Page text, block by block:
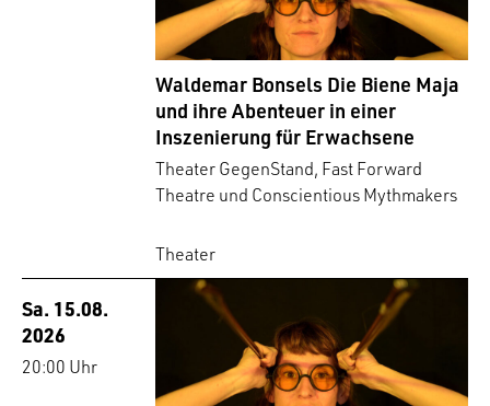
Waldemar Bonsels Die Biene Maja
und ihre Abenteuer in einer
Inszenierung für Erwachsene
Theater GegenStand, Fast Forward
Theatre und Conscientious Mythmakers
Theater
Sa. 15.08.
2026
20:00 Uhr